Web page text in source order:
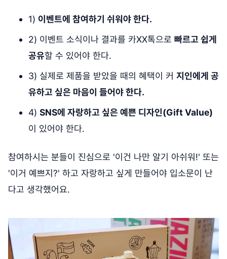
1) 이벤트에 참여하기 쉬워야 한다.
2) 이벤트 소식이나 결과를 카XX톡으로 빠르고 쉽게
공유할 수 있어야 한다.
3) 실제로 제품을 받았을 때의 혜택이 커 지인에게 공
유하고 싶은 마음이 들어야 한다.
4) SNS에 자랑하고 싶은 예쁜 디자인(Gift Value)
이 있어야 한다.
참여하시는 분들이 진심으로 '이건 나만 알기 아쉬워!' 또는
'이거 예쁘지?' 하고 자랑하고 싶게 만들어야 입소문이 난
다고 생각했어요.